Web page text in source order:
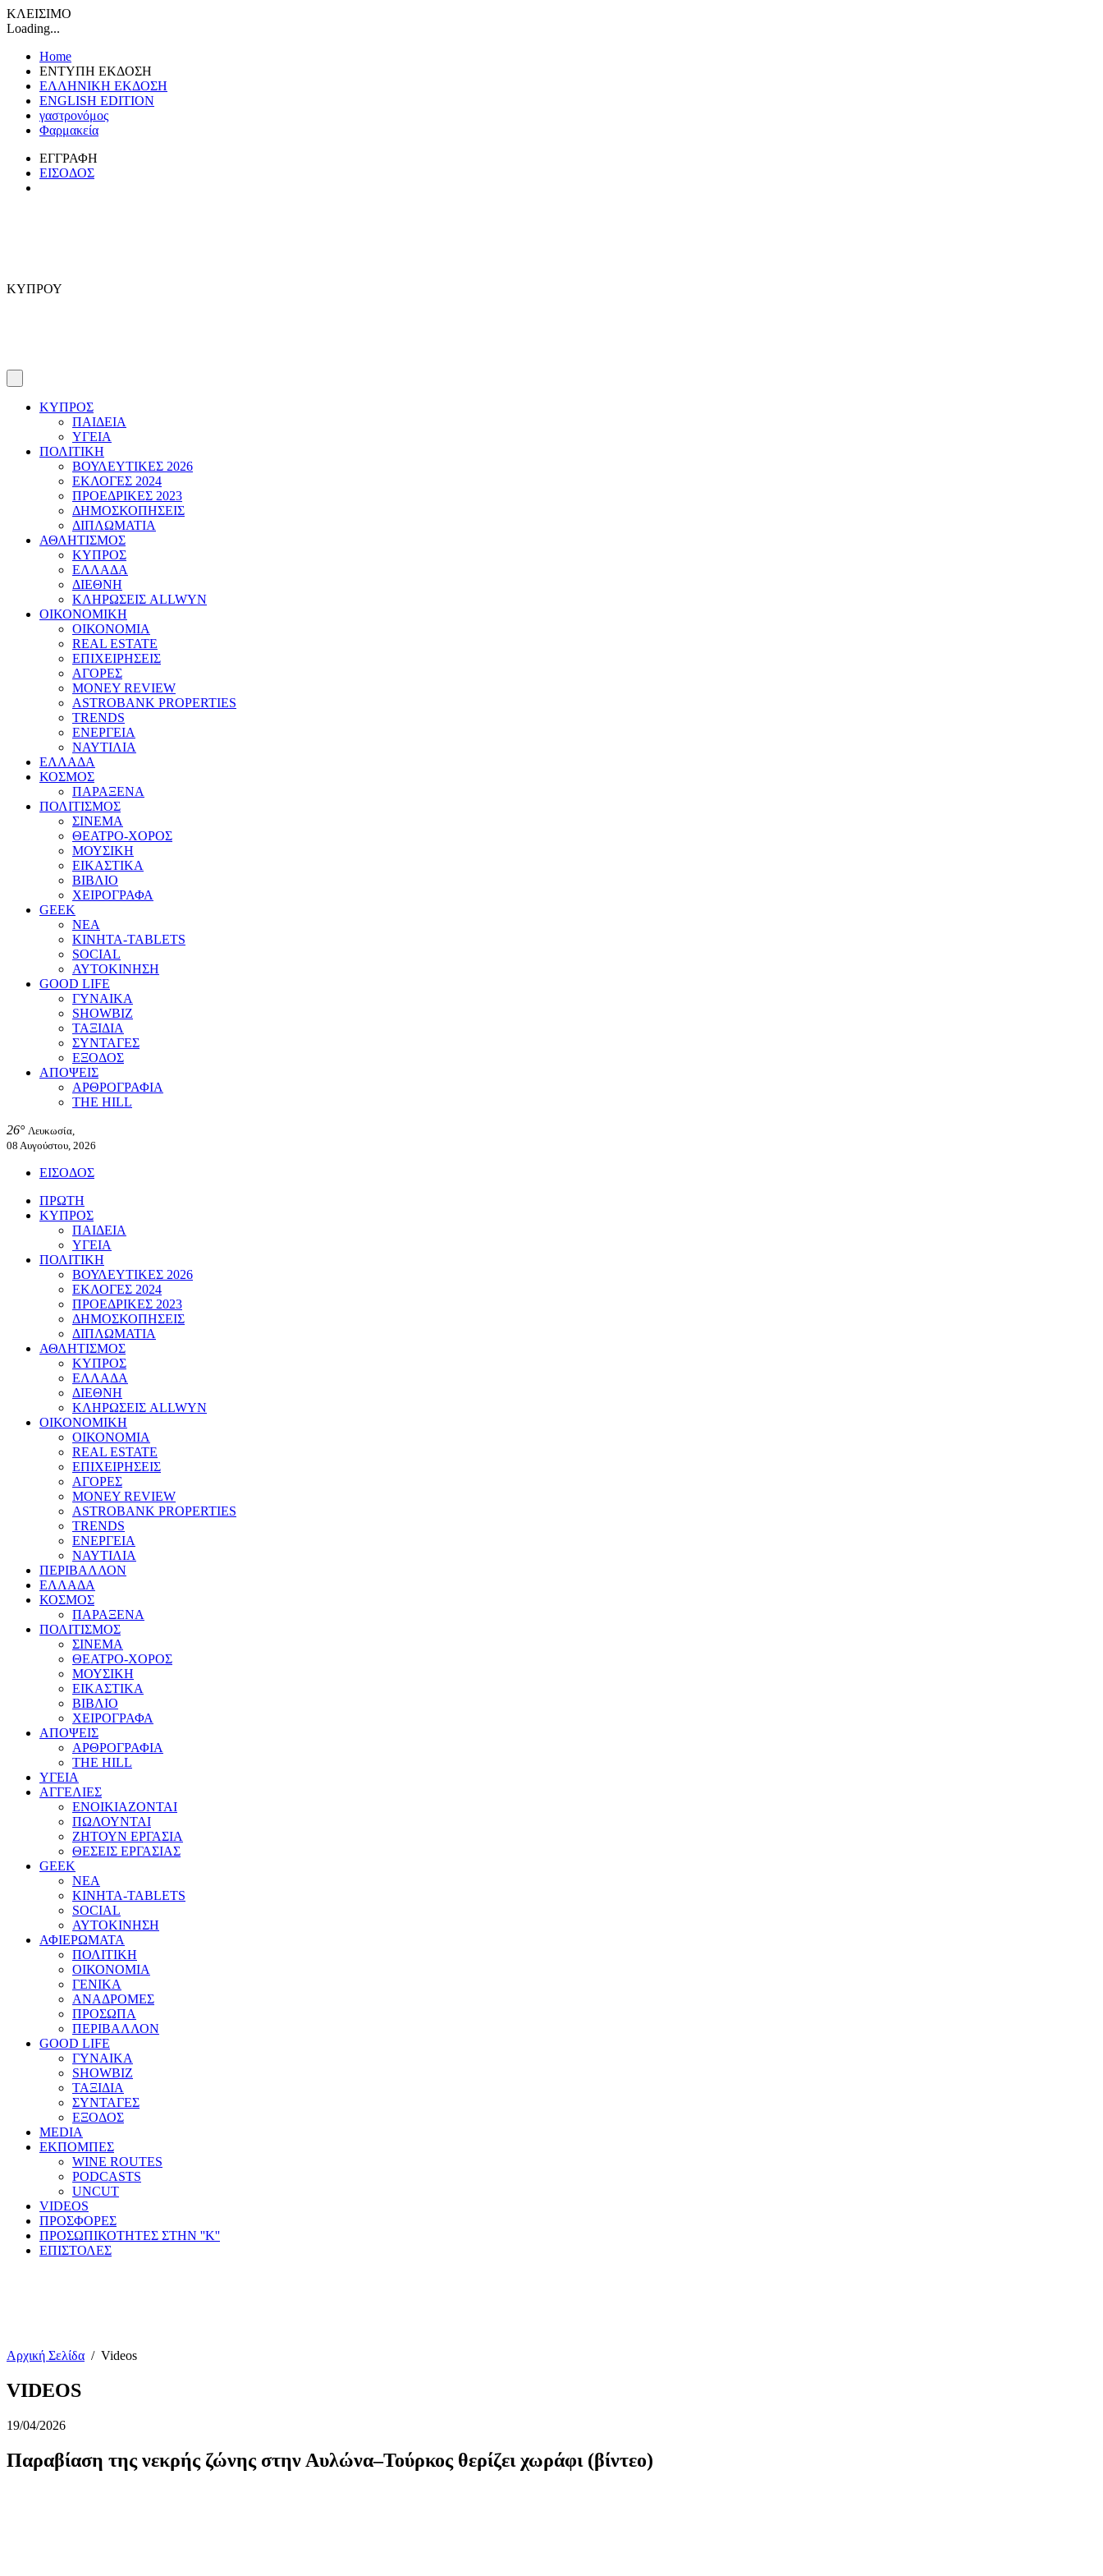
ΚΛΕΙΣΙΜΟ
Loading...
Home
ΕΝΤΥΠΗ ΕΚΔΟΣΗ
ΕΛΛΗΝΙΚΗ ΕΚΔΟΣΗ
ENGLISH EDITION
γαστρονόμος
Φαρμακεία
ΕΓΓΡΑΦΗ
ΕΙΣΟΔΟΣ
ΚΥΠΡΟΥ
ΚΥΠΡΟΣ
ΠΑΙΔΕΙΑ
ΥΓΕΙΑ
ΠΟΛΙΤΙΚΗ
ΒΟΥΛΕΥΤΙΚΕΣ 2026
ΕΚΛΟΓΕΣ 2024
ΠΡΟΕΔΡΙΚΕΣ 2023
ΔΗΜΟΣΚΟΠΗΣΕΙΣ
ΔΙΠΛΩΜΑΤΙΑ
ΑΘΛΗΤΙΣΜΟΣ
ΚΥΠΡΟΣ
ΕΛΛΑΔΑ
ΔΙΕΘΝΗ
ΚΛΗΡΩΣΕΙΣ ALLWYN
ΟΙΚΟΝΟΜΙΚΗ
ΟΙΚΟΝΟΜΙΑ
REAL ESTATE
ΕΠΙΧΕΙΡΗΣΕΙΣ
ΑΓΟΡΕΣ
MONEY REVIEW
ASTROBANK PROPERTIES
TRENDS
ΕΝΕΡΓΕΙΑ
ΝΑΥΤΙΛΙΑ
ΕΛΛΑΔΑ
ΚΟΣΜΟΣ
ΠΑΡΑΞΕΝΑ
ΠΟΛΙΤΙΣΜΟΣ
ΣΙΝΕΜΑ
ΘΕΑΤΡΟ-ΧΟΡΟΣ
ΜΟΥΣΙΚΗ
ΕΙΚΑΣΤΙΚΑ
ΒΙΒΛΙΟ
ΧΕΙΡΟΓΡΑΦΑ
GEEK
ΝΕΑ
ΚΙΝΗΤΑ-TABLETS
SOCIAL
ΑΥΤΟΚΙΝΗΣΗ
GOOD LIFE
ΓΥΝΑΙΚΑ
SHOWBIZ
ΤΑΞΙΔΙΑ
ΣΥΝΤΑΓΕΣ
ΕΞΟΔΟΣ
ΑΠΟΨΕΙΣ
ΑΡΘΡΟΓΡΑΦΙΑ
THE HILL
26° Λευκωσία,
08 Αυγούστου, 2026
ΕΙΣΟΔΟΣ
ΠΡΩΤΗ
ΚΥΠΡΟΣ
ΠΑΙΔΕΙΑ
ΥΓΕΙΑ
ΠΟΛΙΤΙΚΗ
ΒΟΥΛΕΥΤΙΚΕΣ 2026
ΕΚΛΟΓΕΣ 2024
ΠΡΟΕΔΡΙΚΕΣ 2023
ΔΗΜΟΣΚΟΠΗΣΕΙΣ
ΔΙΠΛΩΜΑΤΙΑ
ΑΘΛΗΤΙΣΜΟΣ
ΚΥΠΡΟΣ
ΕΛΛΑΔΑ
ΔΙΕΘΝΗ
ΚΛΗΡΩΣΕΙΣ ALLWYN
ΟΙΚΟΝΟΜΙΚΗ
ΟΙΚΟΝΟΜΙΑ
REAL ESTATE
ΕΠΙΧΕΙΡΗΣΕΙΣ
ΑΓΟΡΕΣ
MONEY REVIEW
ASTROBANK PROPERTIES
TRENDS
ΕΝΕΡΓΕΙΑ
ΝΑΥΤΙΛΙΑ
ΠΕΡΙΒΑΛΛΟΝ
ΕΛΛΑΔΑ
ΚΟΣΜΟΣ
ΠΑΡΑΞΕΝΑ
ΠΟΛΙΤΙΣΜΟΣ
ΣΙΝΕΜΑ
ΘΕΑΤΡΟ-ΧΟΡΟΣ
ΜΟΥΣΙΚΗ
ΕΙΚΑΣΤΙΚΑ
ΒΙΒΛΙΟ
ΧΕΙΡΟΓΡΑΦΑ
ΑΠΟΨΕΙΣ
ΑΡΘΡΟΓΡΑΦΙΑ
THE HILL
ΥΓΕΙΑ
ΑΓΓΕΛΙΕΣ
ΕΝΟΙΚΙΑΖΟΝΤΑΙ
ΠΩΛΟΥΝΤΑΙ
ΖΗΤΟΥΝ ΕΡΓΑΣΙΑ
ΘΕΣΕΙΣ ΕΡΓΑΣΙΑΣ
GEEK
ΝΕΑ
ΚΙΝΗΤΑ-TABLETS
SOCIAL
ΑΥΤΟΚΙΝΗΣΗ
ΑΦΙΕΡΩΜΑΤΑ
ΠΟΛΙΤΙΚΗ
ΟΙΚΟΝΟΜΙΑ
ΓΕΝΙΚΑ
ΑΝΑΔΡΟΜΕΣ
ΠΡΟΣΩΠΑ
ΠΕΡΙΒΑΛΛΟΝ
GOOD LIFE
ΓΥΝΑΙΚΑ
SHOWBIZ
ΤΑΞΙΔΙΑ
ΣΥΝΤΑΓΕΣ
ΕΞΟΔΟΣ
MEDIA
ΕΚΠΟΜΠΕΣ
WINE ROUTES
PODCASTS
UNCUT
VIDEOS
ΠΡΟΣΦΟΡΕΣ
ΠΡΟΣΩΠΙΚΟΤΗΤΕΣ ΣΤΗΝ ''Κ''
ΕΠΙΣΤΟΛΕΣ
Αρχική Σελίδα / Videos
VIDEOS
19/04/2026
Παραβίαση της νεκρής ζώνης στην Αυλώνα–Τούρκος θερίζει χωράφι (βίντεο)